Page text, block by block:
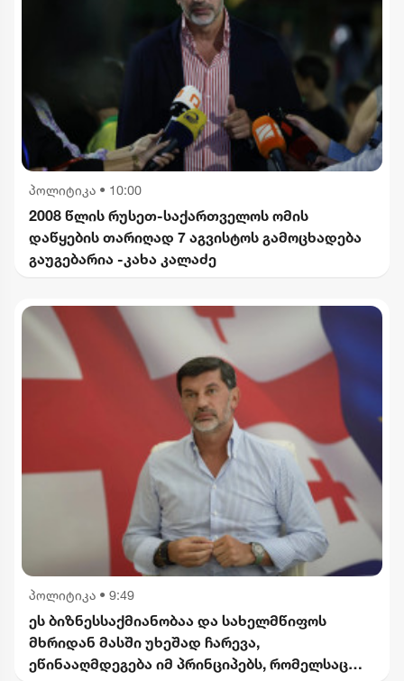
პოლიტიკა • 10:00
2008 წლის რუსეთ-საქართველოს ომის
დაწყების თარიღად 7 აგვისტოს გამოცხადება
გაუგებარია -კახა კალაძე
პოლიტიკა • 9:49
ეს ბიზნესსაქმიანობაა და სახელმწიფოს
მხრიდან მასში უხეშად ჩარევა,
ეწინააღმდეგება იმ პრინციპებს, რომელსაც